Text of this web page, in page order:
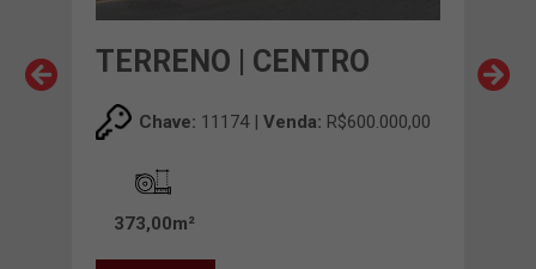
TERRENO | CENTRO
Chave: 11174 | Venda: R$600.000,00
373,00m²